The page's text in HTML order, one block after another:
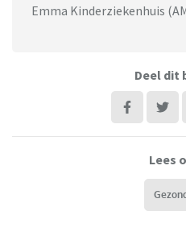
Emma Kinderziekenhuis
Deel dit
Lees